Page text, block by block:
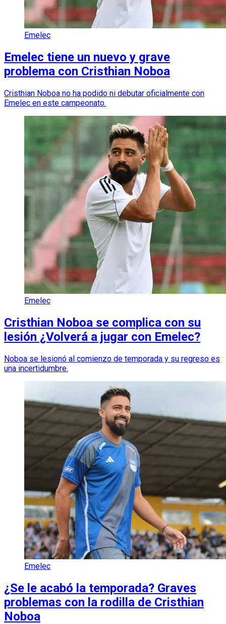
Emelec
Emelec tiene un nuevo y grave
problema con Cristhian Noboa
Cristhian Noboa no ha podido ni debutar oficialmente con
Emelec en este campeonato.
Emelec
Cristhian Noboa se complica con su
lesión ¿Volverá a jugar con Emelec?
Noboa se lesionó al comienzo de temporada y su regreso es
una incertidumbre.
Emelec
¿Se le acabó la temporada? Graves
problemas con la rodilla de Cristhian
Noboa